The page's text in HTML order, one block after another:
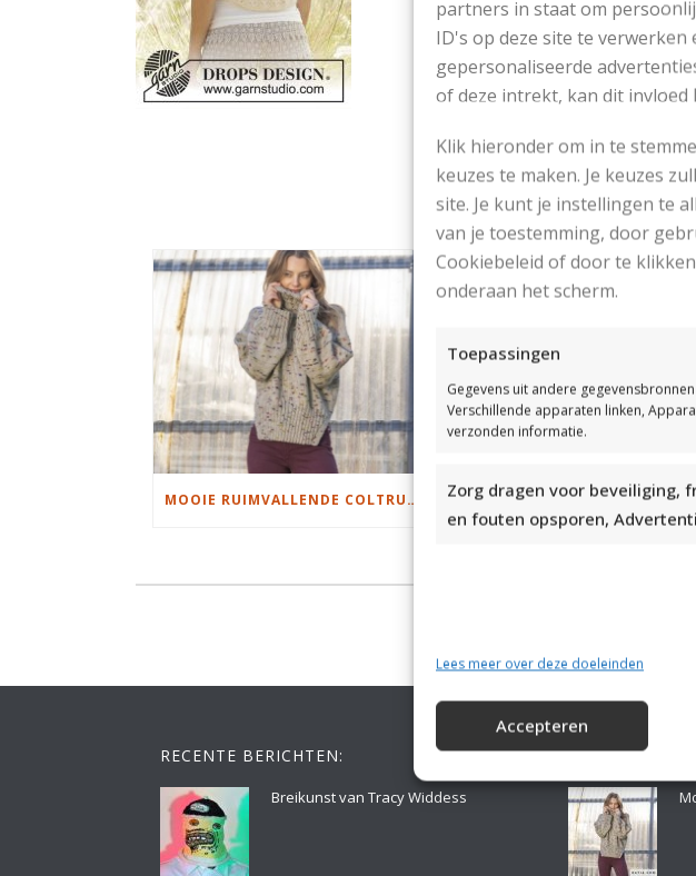
partners in staat om
ID's op deze site te
gepersonaliseerde
of deze intrekt, kan dit invloed
Klik hieronder om in te
keuzes te maken. Je keuzes
site. Je kunt je instellingen te
van je toestemming, door
Cookiebeleid of door te
onderaan het scherm.
Toepassingen
Gegevens uit andere
Verschillende apparaten linken,
verzonden informatie.
Zorg dragen voor beveiliging,
en fouten opsporen,
Lees meer over deze doeleinden
Accepteren
MOOIE RUIMVALLENDE COLTRUI BREIEN
RECENTE BERICHTEN:
Breikunst van Tracy Widdess
LAATSTE